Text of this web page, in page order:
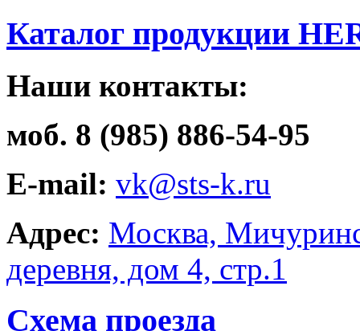
Каталог продукции
Наши контакты:
моб. 8 (985) 886-54-95
E-mail: vk@sts-k.ru
Адрес: Москва,
деревня, дом 4, стр.1
Схема проезда